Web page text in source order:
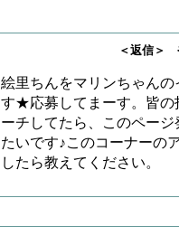
＜返信＞ やっちゃ
絵里ちんをマリンちゃん
す★応募してまーす。皆の
ーチしてたら、このペー
たいです♪このコーナーの
したら教えてください。